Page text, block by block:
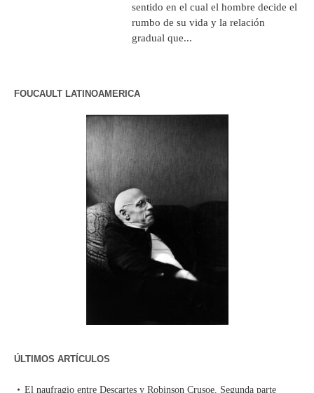
sentido en el cual el hombre decide el
rumbo de su vida y la relación
gradual que...
FOUCAULT LATINOAMERICA
ÚLTIMOS ARTÍCULOS
El naufragio entre Descartes y Robinson Crusoe. Segunda parte